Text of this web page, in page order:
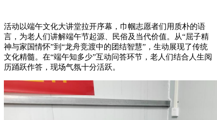
活动以端午文化大讲堂拉开序幕，巾帼志愿者们用质朴的语
言，为老人们讲解端午节起源、民俗及当代价值。从“屈子精
神与家国情怀”到“龙舟竞渡中的团结智慧”，生动展现了传统
文化精髓。在“端午知多少”互动问答环节，老人们结合人生阅
历踊跃作答，现场气氛十分活跃。